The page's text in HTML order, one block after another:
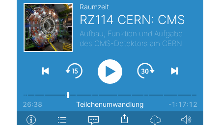
t
s
p
n
a
l
t
r